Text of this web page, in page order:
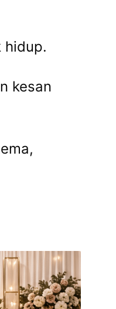
hidup.
kesan